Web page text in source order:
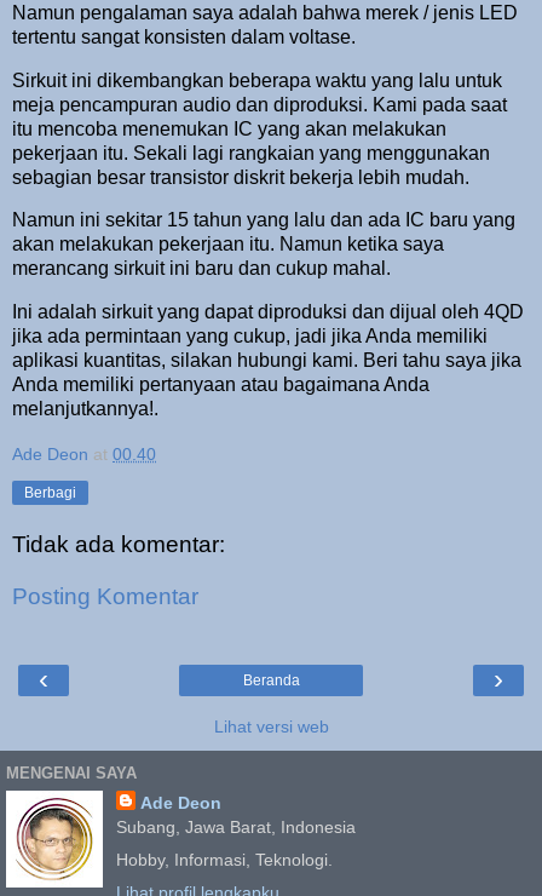
Namun pengalaman saya adalah bahwa merek / jenis LED
tertentu sangat konsisten dalam voltase.
Sirkuit ini dikembangkan beberapa waktu yang lalu untuk
meja pencampuran audio dan diproduksi. Kami pada saat
itu mencoba menemukan IC yang akan melakukan
pekerjaan itu. Sekali lagi rangkaian yang menggunakan
sebagian besar transistor diskrit bekerja lebih mudah.
Namun ini sekitar 15 tahun yang lalu dan ada IC baru yang
akan melakukan pekerjaan itu. Namun ketika saya
merancang sirkuit ini baru dan cukup mahal.
Ini adalah sirkuit yang dapat diproduksi dan dijual oleh 4QD
jika ada permintaan yang cukup, jadi jika Anda memiliki
aplikasi kuantitas, silakan hubungi kami. Beri tahu saya jika
Anda memiliki pertanyaan atau bagaimana Anda
melanjutkannya!.
Ade Deon at 00.40
Berbagi
Tidak ada komentar:
Posting Komentar
‹ ›
Beranda
Lihat versi web
MENGENAI SAYA
Ade Deon
Subang, Jawa Barat, Indonesia
Hobby, Informasi, Teknologi.